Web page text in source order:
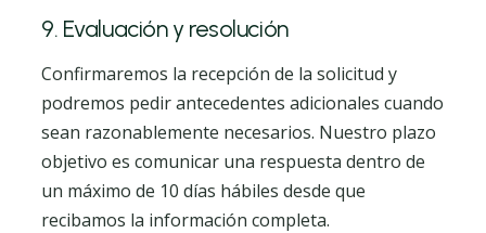
9. Evaluación y resolución
Confirmaremos la recepción de la solicitud y
podremos pedir antecedentes adicionales cuando
sean razonablemente necesarios. Nuestro plazo
objetivo es comunicar una respuesta dentro de
un máximo de 10 días hábiles desde que
recibamos la información completa.